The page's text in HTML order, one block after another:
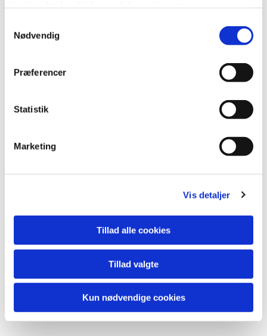
Nødvendig
Præferencer
Statistik
Marketing
Vis detaljer
Tillad alle cookies
Tillad valgte
Kun nødvendige cookies